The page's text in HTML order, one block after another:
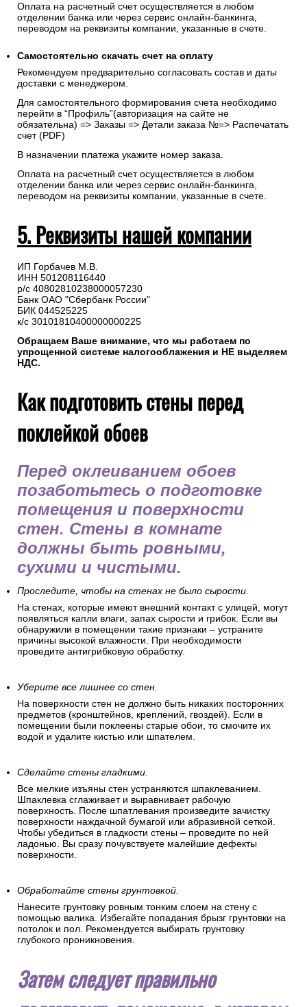
Оплата на расчетный счет осуществляется в любом
отделении банка или через сервис онлайн-банкинга,
переводом на реквизиты компании, указанные в счете.
Самостоятельно скачать счет на оплату
Рекомендуем предварительно согласовать состав и даты
доставки с менеджером.
Для самостоятельного формирования счета необходимо
перейти в “Профиль”(авторизация на сайте не
обязательна) => Заказы => Детали заказа №=> Распечатать
счет (PDF)
В назначении платежа укажите номер заказа.
Оплата на расчетный счет осуществляется в любом
отделении банка или через сервис онлайн-банкинга,
переводом на реквизиты компании, указанные в счете.
5. Реквизиты нашей компании
ИП Горбачев М.В.
ИНН 501208116440
р/с 40802810238000057230
Банк ОАО "Сбербанк России"
БИК 044525225
к/с 30101810400000000225
Обращаем Ваше внимание, что мы работаем по
упрощенной системе налогооблажения и НЕ выделяем
НДС.
Как подготовить стены перед
поклейкой обоев
Перед оклеиванием обоев
позаботьтесь о подготовке
помещения и поверхности
стен. Стены в комнате
должны быть ровными,
сухими и чистыми.
Проследите, чтобы на стенах не было сырости.
На стенах, которые имеют внешний контакт с улицей, могут
появляться капли влаги, запах сырости и грибок. Если вы
обнаружили в помещении такие признаки – устраните
причины высокой влажности. При необходимости
проведите антигрибковую обработку.
Уберите все лишнее со стен.
На поверхности стен не должно быть никаких посторонних
предметов (кронштейнов, креплений, гвоздей). Если в
помещении были поклеены старые обои, то смочите их
водой и удалите кистью или шпателем.
Сделайте стены гладкими.
Все мелкие изъяны стен устраняются шпаклеванием.
Шпаклевка сглаживает и выравнивает рабочую
поверхность. После шпатлевания произведите зачистку
поверхности наждачной бумагой или абразивной сеткой.
Чтобы убедиться в гладкости стены – проведите по ней
ладонью. Вы сразу почувствуете малейшие дефекты
поверхности.
Обработайте стены грунтовкой.
Нанесите грунтовку ровным тонким слоем на стену с
помощью валика. Избегайте попадания брызг грунтовки на
потолок и пол. Рекомендуется выбирать грунтовку
глубокого проникновения.
Затем следует правильно